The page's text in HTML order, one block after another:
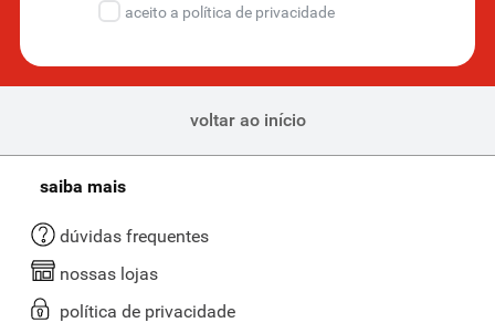
aceito a política de privacidade
voltar ao início
saiba mais
dúvidas frequentes
nossas lojas
política de privacidade